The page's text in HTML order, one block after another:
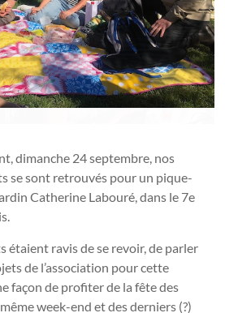
dimanche 24 septembre, nos
se sont retrouvés pour un pique-
Catherine Labouré, dans le 7e
étaient ravis de se revoir, de parler
de l’association pour cette
façon de profiter de la fête des
week-end et des derniers (?)